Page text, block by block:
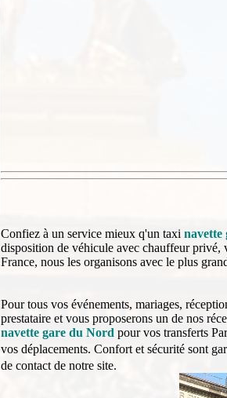
Confiez à un service mieux q'un taxi navette
disposition de véhicule avec chauffeur privé,
France, nous les organisons avec le plus
Pour tous vos événements, mariages,
prestataire et vous proposerons un de nos
navette gare du Nord pour vos transferts
vos déplacements. Confort et sécurité sont
de contact de notre site.